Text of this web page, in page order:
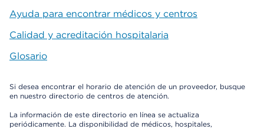
Ayuda para encontrar médicos y centros
Calidad y acreditación hospitalaria
Glosario
Si desea encontrar el horario de atención de un proveedor, busque
en nuestro directorio de centros de atención.
La información de este directorio en línea se actualiza
periódicamente. La disponibilidad de médicos, hospitales,